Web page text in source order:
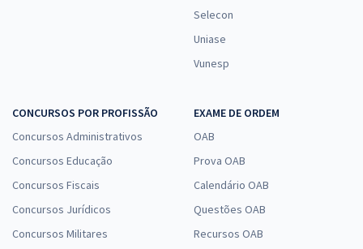
Selecon
Uniase
Vunesp
CONCURSOS POR PROFISSÃO
Concursos Administrativos
Concursos Educação
Concursos Fiscais
Concursos Jurídicos
Concursos Militares
EXAME DE ORDEM
OAB
Prova OAB
Calendário OAB
Questões OAB
Recursos OAB